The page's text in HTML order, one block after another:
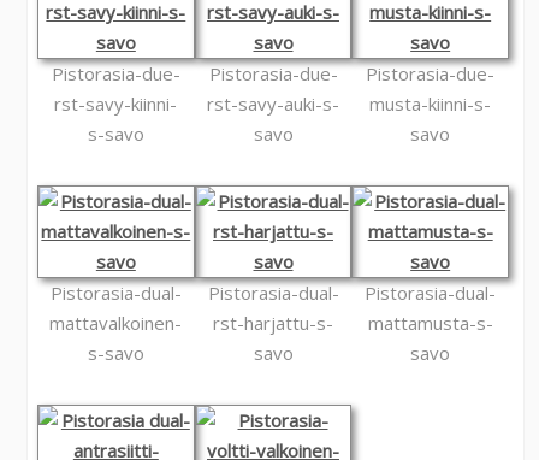
Pistorasia-due-
rst-savy-kiinni-
s-savo
Pistorasia-due-
rst-savy-auki-s-
savo
Pistorasia-due-
musta-kiinni-s-
savo
Pistorasia-dual-
mattavalkoinen-
s-savo
Pistorasia-dual-
rst-harjattu-s-
savo
Pistorasia-dual-
mattamusta-s-
savo